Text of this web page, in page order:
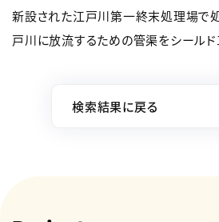
新設された江戸川第一終末処理場で
戸川に放流するための管渠をシールド
検索結果に戻る